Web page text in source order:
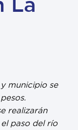
municipio se
realizarán
paso del río